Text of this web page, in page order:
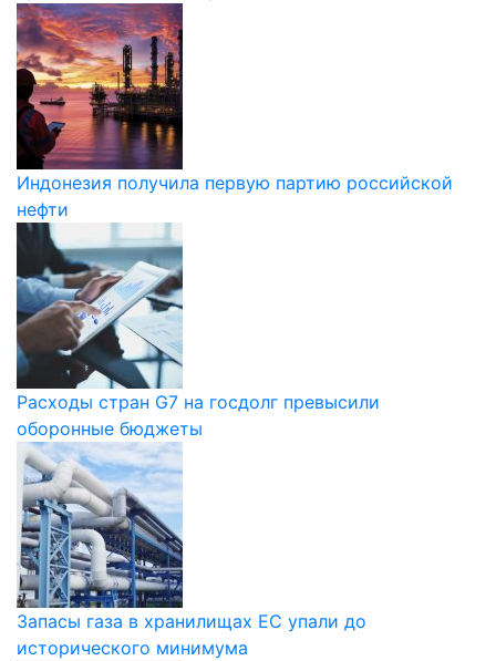
Индонезия получила первую партию российской
нефти
Расходы стран G7 на госдолг превысили
оборонные бюджеты
Запасы газа в хранилищах ЕС упали до
исторического минимума